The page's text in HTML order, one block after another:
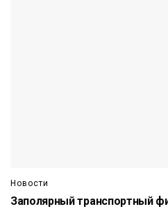
Новости
Заполярный транспортный